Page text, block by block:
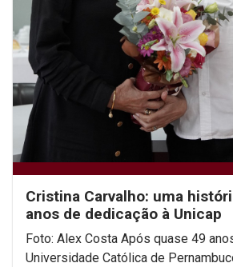
Cristina Carvalho: uma
anos de dedicação à Unicap
Foto: Alex Costa Após quase 49
Universidade Católica de